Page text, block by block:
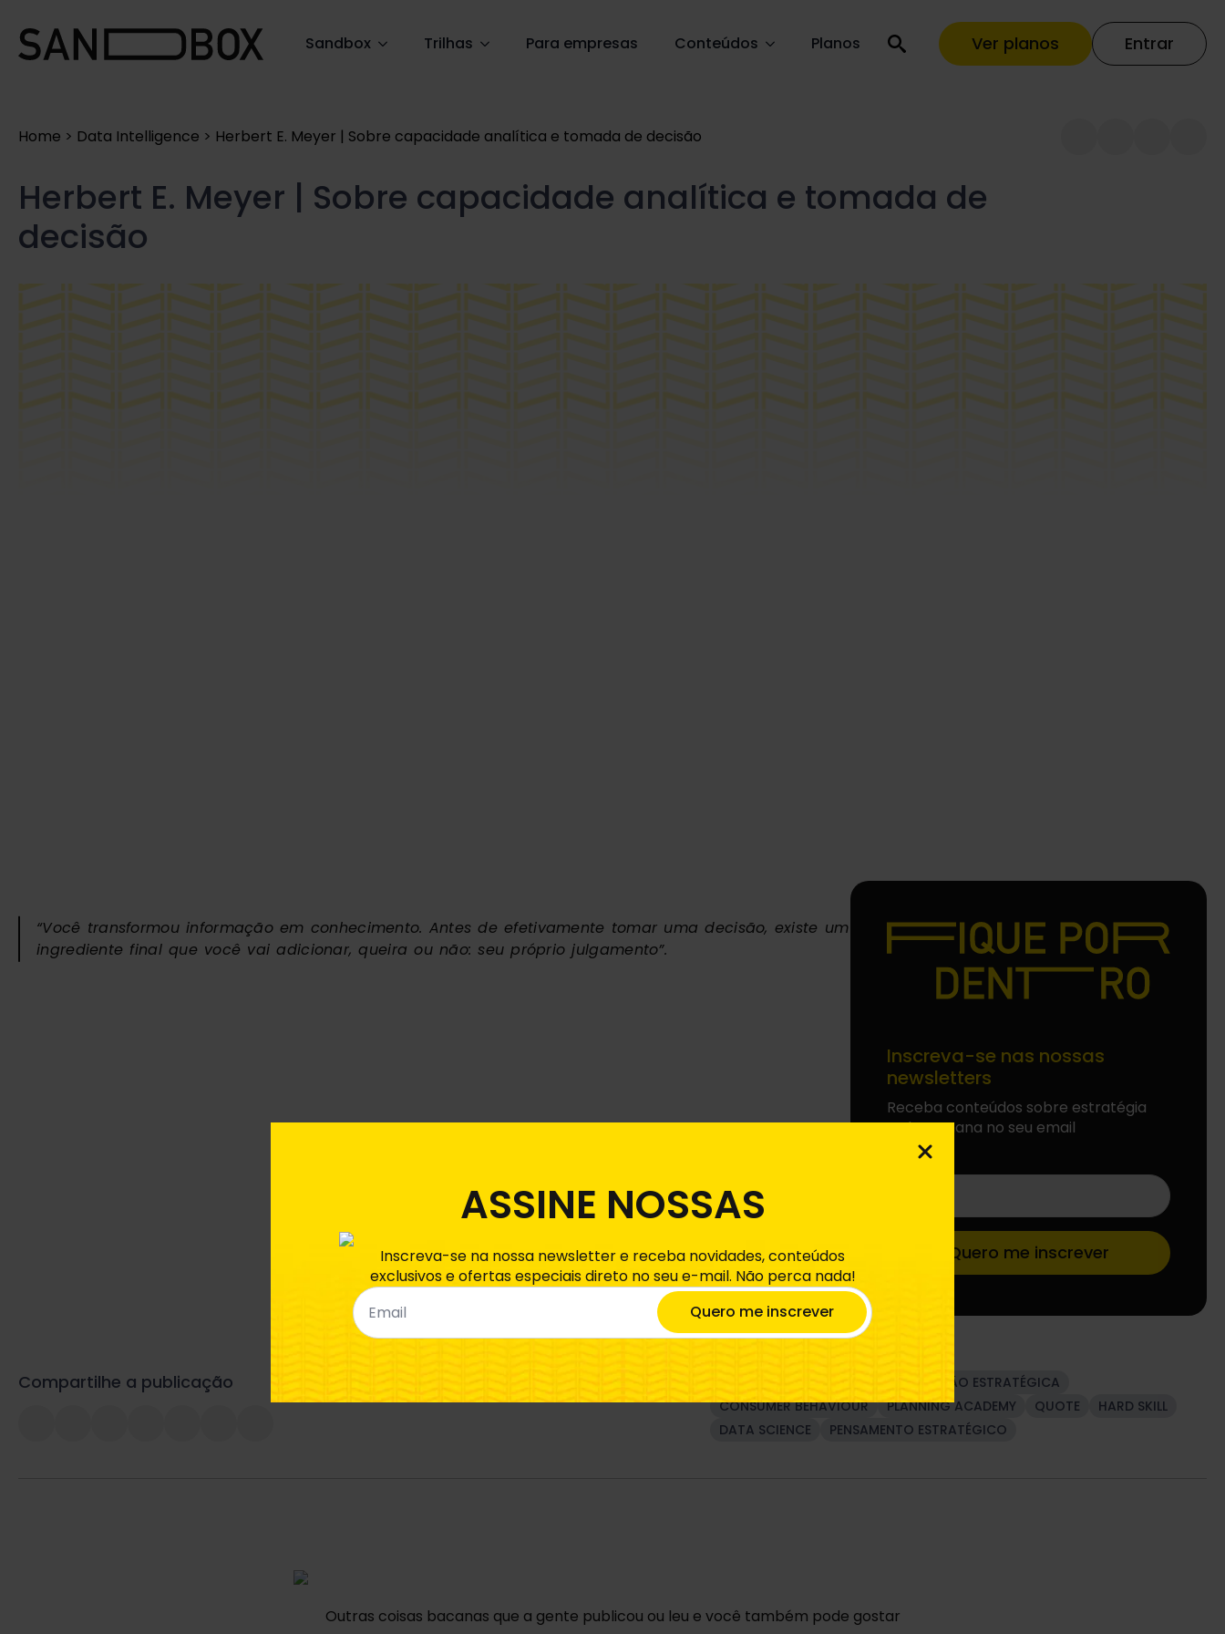
Sandbox Trilhas Para empresas Conteúdos Planos
for:
Ver planos Entrar
Home > Data Intelligence > Herbert E. Meyer | Sobre capacidade analítica e tomada de decisão
Herbert E. Meyer | Sobre capacidade analítica e tomada de
decisão
“Você transformou informação em conhecimento. Antes de efetivamente tomar uma decisão, existe um
ingrediente final que você vai adicionar, queira ou não: seu próprio julgamento”.
Inscreva-se nas nossas
newsletters
Receba conteúdos sobre estratégia
toda semana no seu email
Quero me inscrever
Compartilhe a publicação ANÁLISE
COMUNICAÇÃO ESTRATÉGICA
CONSUMER BEHAVIOUR
PLANNING ACADEMY QUOTE
HARD SKILL
DATA SCIENCE
PENSAMENTO ESTRATÉGICO
Outras coisas bacanas que a gente publicou ou leu e você também pode gostar
ASSINE NOSSAS
Inscreva-se na nossa newsletter e receba novidades, conteúdos
exclusivos e ofertas especiais direto no seu e-mail. Não perca nada!
Email
* Quero me inscrever